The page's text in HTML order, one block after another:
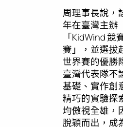
周理事長說，
年在臺灣主辦
「KidWind 競
賽」，並選拔
世界賽的優勝
臺灣代表隊不
基礎、實作創
精巧的實驗探
均傲視全雄，
脫穎而出，成